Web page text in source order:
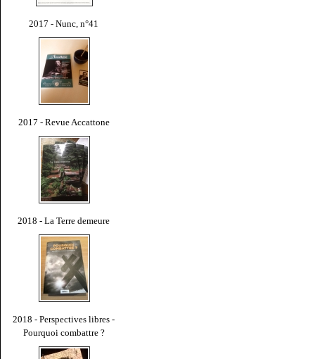
2017 - Nunc, n°41
2017 - Revue Accattone
2018 - La Terre demeure
2018 - Perspectives libres -
Pourquoi combattre ?